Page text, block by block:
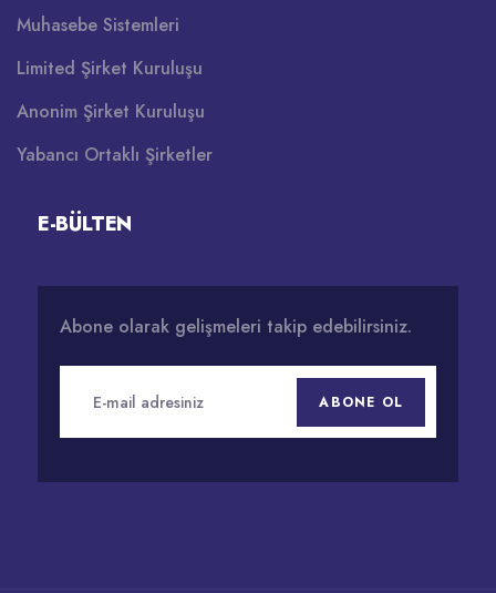
Muhasebe Sistemleri
Limited Şirket Kuruluşu
Anonim Şirket Kuruluşu
Yabancı Ortaklı Şirketler
E-BÜLTEN
Abone olarak gelişmeleri takip edebilirsiniz.
ABONE OL